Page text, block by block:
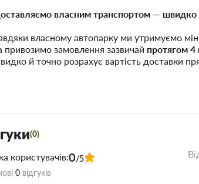
власним транспортом — швидко
власному автопарку ми утримуємо
привозимо замовлення зазвичай протягом 4
й точно розрахує вартість доставки
(0)
користувачів:0/5
0 відгуків